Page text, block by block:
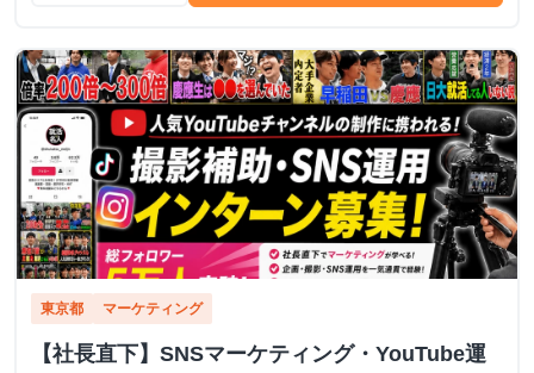
東京都 マーケティング
【社長直下】SNSマーケティング・YouTube運